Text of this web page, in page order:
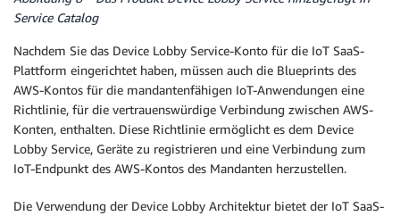
Service Catalog
Nachdem Sie das Device Lobby Service-Konto für die IoT SaaS-
Plattform eingerichtet haben, müssen auch die Blueprints des
AWS-Kontos für die mandantenfähigen IoT-Anwendungen eine
Richtlinie, für die vertrauenswürdige Verbindung zwischen AWS-
Konten, enthalten. Diese Richtlinie ermöglicht es dem Device
Lobby Service, Geräte zu registrieren und eine Verbindung zum
IoT-Endpunkt des AWS-Kontos des Mandanten herzustellen.
Die Verwendung der Device Lobby Architektur bietet der IoT SaaS-